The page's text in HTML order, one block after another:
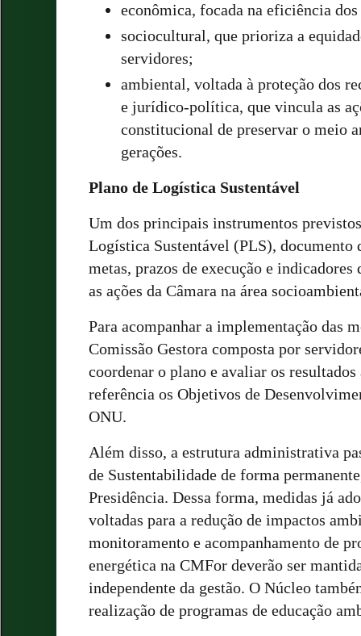
econômica, focada na eficiência
sociocultural, que prioriza a
servidores;
ambiental, voltada à proteção dos
e jurídico-política, que vincula as
constitucional de preservar o meio
gerações.
Plano de Logística Sustentável
Um dos principais instrumentos
Logística Sustentável (PLS), documento
metas, prazos de execução e indicadores
as ações da Câmara na área
Para acompanhar a implementação das
Comissão Gestora composta por
coordenar o plano e avaliar os
referência os Objetivos de
ONU.
Além disso, a estrutura administrativa
de Sustentabilidade de forma
Presidência. Dessa forma, medidas já
voltadas para a redução de impactos
monitoramento e acompanhamento de
energética na CMFor deverão ser
independente da gestão. O Núcleo
realização de programas de educação